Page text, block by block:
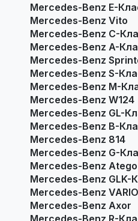
Mercedes-Benz E-
Mercedes-Benz Vito
Mercedes-Benz C-
Mercedes-Benz A-
Mercedes-Benz
Mercedes-Benz S-
Mercedes-Benz M-
Mercedes-Benz W124
Mercedes-Benz GL-
Mercedes-Benz B-
Mercedes-Benz 814
Mercedes-Benz G-
Mercedes-Benz Atego
Mercedes-Benz GLK-
Mercedes-Benz VARIO
Mercedes-Benz Axor
Mercedes-Benz R-